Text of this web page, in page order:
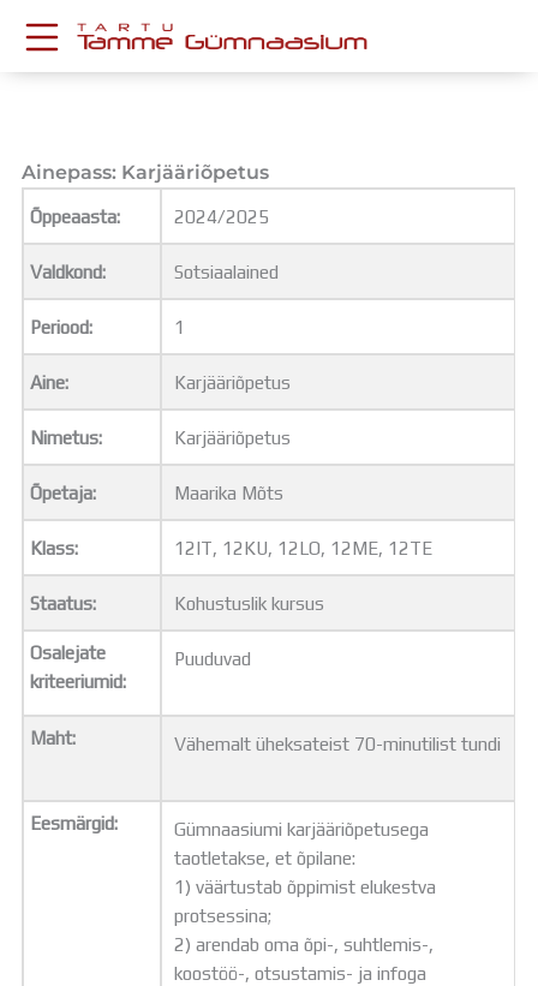
content
Postkast
Drive
Tamme TV
Tamme Leht
Kooliraadio
Koorilaul
ÕPPETÖÖ
Tunniplaan
Aastaplaan
Õppekava
Ainepassid
Huviringid
Õpilastööd (UPT)
Distantsõpe
Projektid
ÜLDINFO
Sisseastumine
Uudised
Vilistlastele
Toitlustamine
Virtuaaltuur
Õpilasesindus
Kontaktid
Tööpakkumised
Ainepass: Karjääriõpetus
Õppeaasta: 2024/2025
Valdkond: Sotsiaalained
Periood: 1
Aine: Karjääriõpetus
Nimetus: Karjääriõpetus
Õpetaja: Maarika Mõts
Klass: 12IT, 12KU, 12LO, 12ME, 12TE
Staatus: Kohustuslik kursus
Osalejate
kriteeriumid:
Puuduvad
Maht: Vähemalt üheksateist 70-minutilist tundi
Eesmärgid:
Gümnaasiumi karjääriõpetusega
taotletakse, et õpilane:
1) väärtustab õppimist elukestva
protsessina;
2) arendab oma õpi-, suhtlemis-,
koostöö-, otsustamis- ja infoga